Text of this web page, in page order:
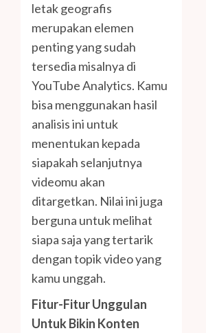
letak geografis
merupakan elemen
penting yang sudah
tersedia misalnya di
YouTube Analytics. Kamu
bisa menggunakan hasil
analisis ini untuk
menentukan kepada
siapakah selanjutnya
videomu akan
ditargetkan. Nilai ini juga
berguna untuk melihat
siapa saja yang tertarik
dengan topik video yang
kamu unggah.
Fitur-Fitur Unggulan
Untuk Bikin Konten